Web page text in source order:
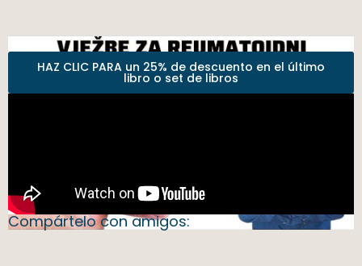
HAZ CLIC PARA un 25% de descuento en el último
libro o set de libros
Compártelo con amigos: